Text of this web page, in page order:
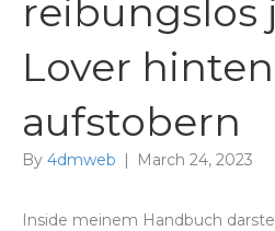
reibungslos
Lover hinten
aufstobern
By 4dmweb | March 24, 2023
Inside meinem Handbuch